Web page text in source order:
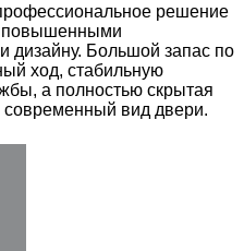
решение
повышенными
дизайну. Большой запас по
ход, стабильную
а полностью скрытая
современный вид двери.